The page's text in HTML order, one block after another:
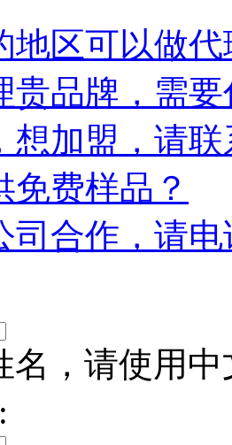
地区可以做
贵品牌，需
想加盟，请
免费样品？
司合作，请
名，请使用中